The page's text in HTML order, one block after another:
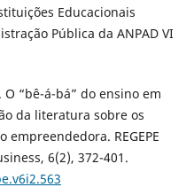
Educacionais
Pública da ANPAD VI
O “bê-á-bá” do ensino em
da literatura sobre os
REGEPE
6(2), 372-401.